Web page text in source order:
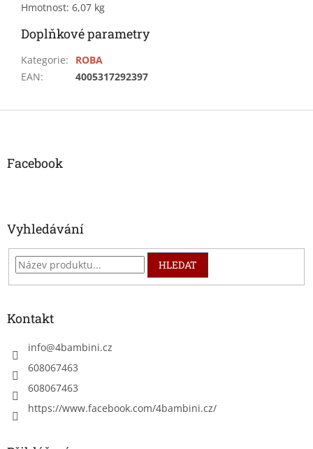
Hmotnost: 6,07 kg
Doplňkové parametry
Kategorie:
ROBA
EAN: 4005317292397
Z
Facebook
Vyhledávání
HLEDAT
Kontakt
info@4bambini.cz
608067463
608067463
https://www.facebook.com/4bambini.cz/